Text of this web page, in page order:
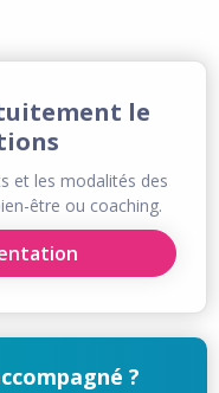
le
et les modalités des
être ou coaching.
?